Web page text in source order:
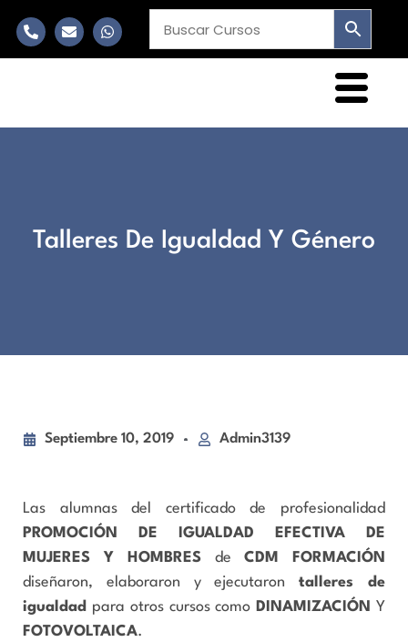
Talleres De Igualdad Y Género
Septiembre 10, 2019 Admin3139
Las alumnas del certificado de profesionalidad
PROMOCIÓN DE IGUALDAD EFECTIVA DE
MUJERES Y HOMBRES de CDM FORMACIÓN
diseñaron, elaboraron y ejecutarontalleres de
igualdad para otros cursos como DINAMIZACIÓN Y
FOTOVOLTAICA.